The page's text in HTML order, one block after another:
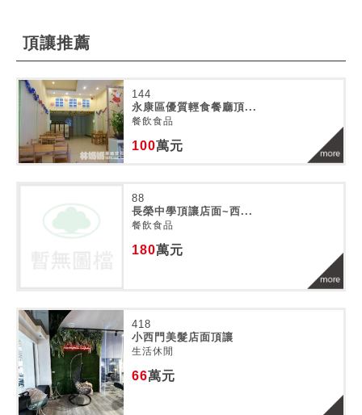
頂讓推薦
144
永康區優質輕食餐廳頂...
餐飲食品
100萬元
88
長榮中學頂讓店面~西...
餐飲食品
180萬元
418
小西門美髮店面頂讓
生活休閒
66萬元